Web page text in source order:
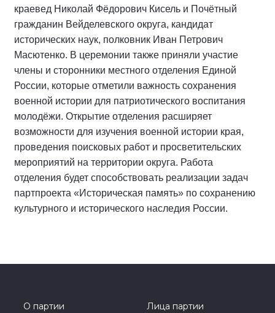
краевед Николай Фёдорович Кисель и Почётный
гражданин Вейделевского округа, кандидат
исторических наук, полковник Иван Петрович
Масютенко. В церемонии также приняли участие
члены и сторонники местного отделения Единой
России, которые отметили важность сохранения
военной истории для патриотического воспитания
молодёжи. Открытие отделения расширяет
возможности для изучения военной истории края,
проведения поисковых работ и просветительских
мероприятий на территории округа. Работа
отделения будет способствовать реализации задач
партпроекта «Историческая память» по сохранению
культурного и исторического наследия России.
О партии
Лица партии